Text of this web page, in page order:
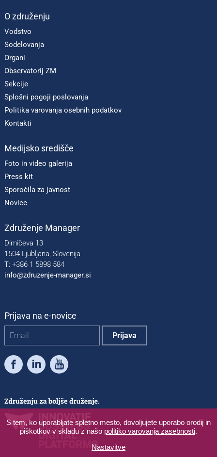
S tem, ko uporabljate spletno mesto, dovoljujete uporabo orodij in
piškotkov v skladu z našo politiko varovanja zasebnosti.
Nastavitve
O združenju
Vodstvo
Sodelovanja
Organi
Observatorij ZM
Sekcije
Splošni pogoji poslovanja
Politika varovanja osebnih podatkov
Kontakti
Medijsko središče
Foto in video galerija
Press kit
Sporočila za javnost
Novice
Združenje Manager
Dimičeva 13
1504 Ljubljana, Slovenija
T: +386 1 5898 584
info@zdruzenje-manager.si
Prijava na e-novice
FacebookLinkedInYoutube